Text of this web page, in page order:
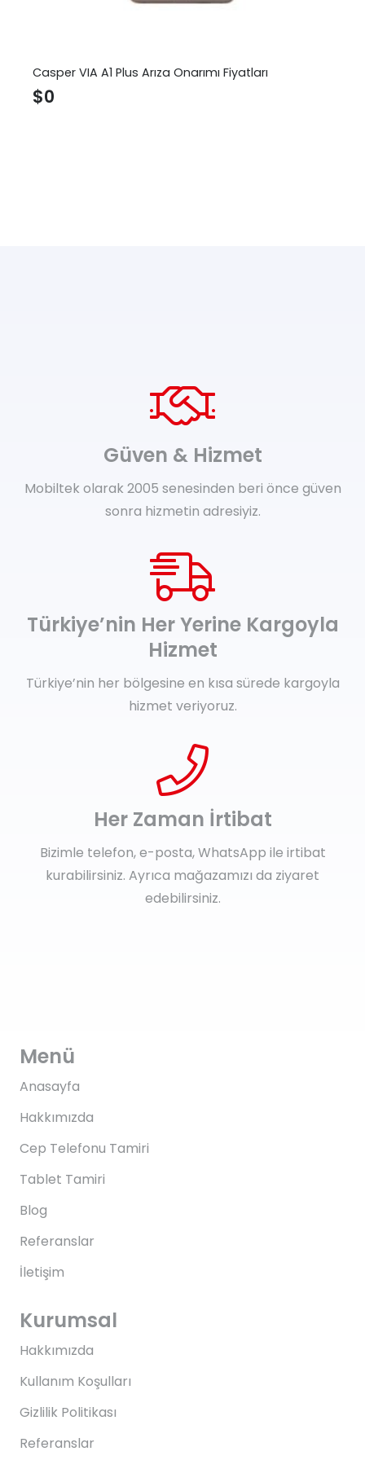
Casper VIA A1 Plus Arıza Onarımı Fiyatları
$0
Güven & Hizmet
Mobiltek olarak 2005 senesinden beri önce güven
sonra hizmetin adresiyiz.
Türkiye’nin Her Yerine Kargoyla
Hizmet
Türkiye’nin her bölgesine en kısa sürede kargoyla
hizmet veriyoruz.
Her Zaman İrtibat
Bizimle telefon, e-posta, WhatsApp ile irtibat
kurabilirsiniz. Ayrıca mağazamızı da ziyaret
edebilirsiniz.
Menü
Anasayfa
Hakkımızda
Cep Telefonu Tamiri
Tablet Tamiri
Blog
Referanslar
İletişim
Kurumsal
Hakkımızda
Kullanım Koşulları
Gizlilik Politikası
Referanslar